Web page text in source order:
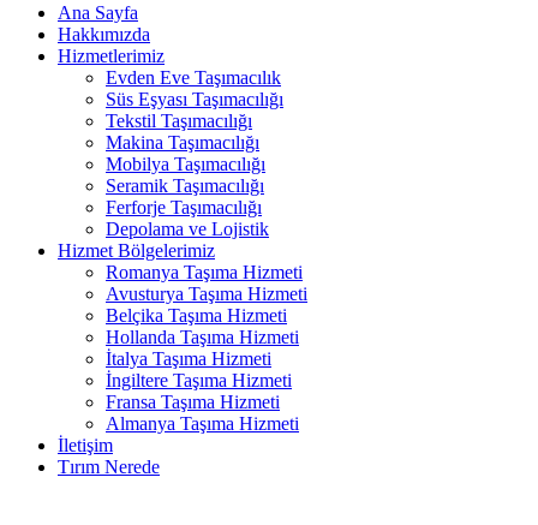
Ana Sayfa
Hakkımızda
Hizmetlerimiz
Evden Eve Taşımacılık
Süs Eşyası Taşımacılığı
Tekstil Taşımacılığı
Makina Taşımacılığı
Mobilya Taşımacılığı
Seramik Taşımacılığı
Ferforje Taşımacılığı
Depolama ve Lojistik
Hizmet Bölgelerimiz
Romanya Taşıma Hizmeti
Avusturya Taşıma Hizmeti
Belçika Taşıma Hizmeti
Hollanda Taşıma Hizmeti
İtalya Taşıma Hizmeti
İngiltere Taşıma Hizmeti
Fransa Taşıma Hizmeti
Almanya Taşıma Hizmeti
İletişim
Tırım Nerede